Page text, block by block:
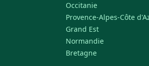
Occitanie
Provence-Alpes-Côte
Grand Est
Normandie
Bretagne